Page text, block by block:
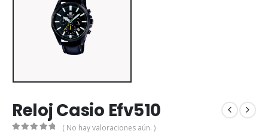
Reloj Casio Efv510
( No hay valoraciones aún. )